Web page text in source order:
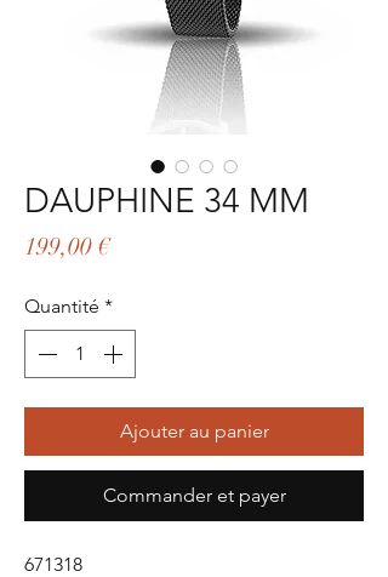
DAUPHINE 34 MM
199,00 €Prix
Quantité *
Ajouter au panier
Commander et payer
671318